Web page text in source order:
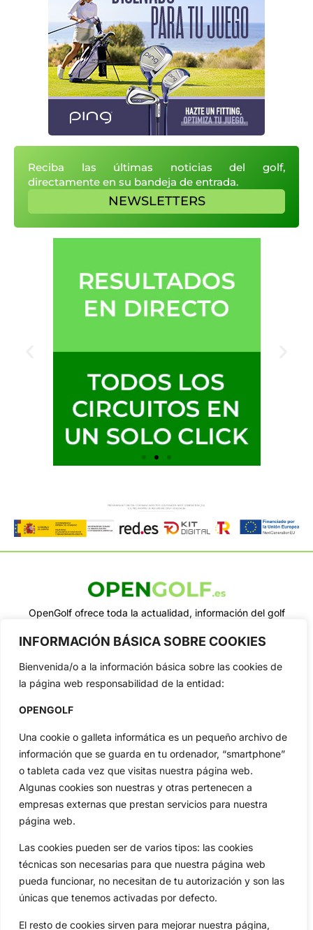
INFORMACIÓN BÁSICA SOBRE COOKIES
Bienvenida/o a la información básica sobre las cookies de
la página web responsabilidad de la entidad:
OPENGOLF
Una cookie o galleta informática es un pequeño archivo de
información que se guarda en tu ordenador, “smartphone”
o tableta cada vez que visitas nuestra página web.
Algunas cookies son nuestras y otras pertenecen a
empresas externas que prestan servicios para nuestra
página web.
Las cookies pueden ser de varios tipos: las cookies
técnicas son necesarias para que nuestra página web
pueda funcionar, no necesitan de tu autorización y son las
únicas que tenemos activadas por defecto.
El resto de cookies sirven para mejorar nuestra página,
Reciba las últimas noticias del golf,
directamente en su bandeja de entrada.
NEWSLETTERS
OpenGolf ofrece toda la actualidad, información del golf
Jon Rahm, LIV Golf, PGA Tour, Ryder Cup, DP World Tour, LPGA
Categorias
Inicio
Actualidad
Amateurs
Circuitos
Especiales
Vídeos
De Interés
Compañía
Aviso Legal
Política de Privacidad
Política de Cookies
Publicidad
Newsletters